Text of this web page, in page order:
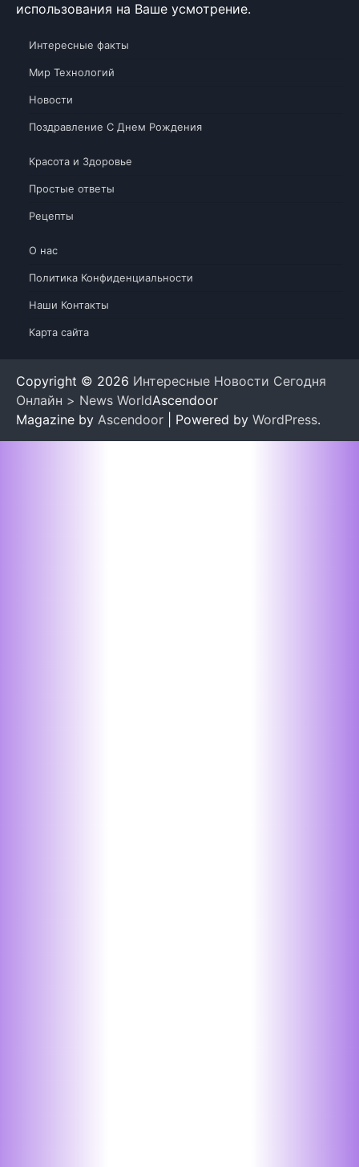
использования на Ваше усмотрение.
Интересные факты
Мир Технологий
Новости
Поздравление С Днем Рождения
Красота и Здоровье
Простые ответы
Рецепты
О нас
Политика Конфиденциальности
Наши Контакты
Карта сайта
Copyright © 2026 Интересные Новости Сегодня
Онлайн > News WorldAscendoor
Magazine by Ascendoor | Powered by WordPress.